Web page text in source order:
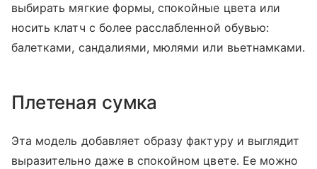
выбирать мягкие формы, спокойные цвета или
носить клатч с более расслабленной обувью:
балетками, сандалиями, мюлями или вьетнамками.
Плетеная сумка
Эта модель добавляет образу фактуру и выглядит
выразительно даже в спокойном цвете. Ее можно